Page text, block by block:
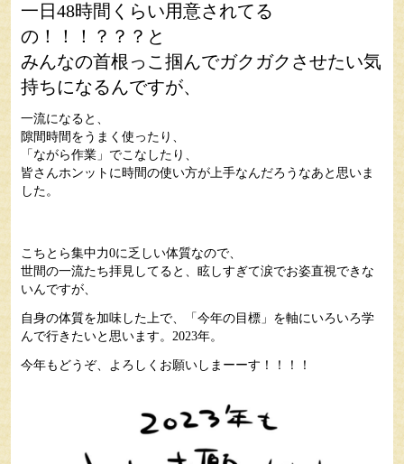
一日48時間くらい用意されてる
の！！！？？？と
みんなの首根っこ掴んでガクガクさせたい気
持ちになるんですが、
一流になると、
隙間時間をうまく使ったり、
「ながら作業」でこなしたり、
皆さんホンットに時間の使い方が上手なんだろうなあと思いま
した。
こちとら集中力0に乏しい体質なので、
世間の一流たち拝見してると、眩しすぎて涙でお姿直視できな
いんですが、
自身の体質を加味した上で、「今年の目標」を軸にいろいろ学
んで行きたいと思います。2023年。
今年もどうぞ、よろしくお願いしまーーす！！！！